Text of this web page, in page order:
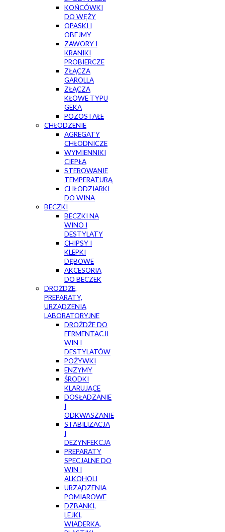
KOŃCÓWKI
DO WĘŻY
OPASKI I
OBEJMY
ZAWORY I
KRANIKI
PROBIERCZE
ZŁĄCZA
GAROLLA
ZŁĄCZA
KŁOWE TYPU
GEKA
POZOSTAŁE
CHŁODZENIE
AGREGATY
CHŁODNICZE
WYMIENNIKI
CIEPŁA
STEROWANIE
TEMPERATURĄ
CHŁODZIARKI
DO WINA
BECZKI
BECZKI NA
WINO I
DESTYLATY
CHIPSY I
KLEPKI
DĘBOWE
AKCESORIA
DO BECZEK
DROŻDŻE,
PREPARATY,
URZĄDZENIA
LABORATORYJNE
DROŻDŻE DO
FERMENTACJI
WIN I
DESTYLATÓW
POŻYWKI
ENZYMY
ŚRODKI
KLARUJĄCE
DOSŁADZANIE
I
ODKWASZANIE
STABILIZACJA
I
DEZYNFEKCJA
PREPARATY
SPECJALNE DO
WIN I
ALKOHOLI
URZĄDZENIA
POMIAROWE
DZBANKI,
LEJKI,
WIADERKA,